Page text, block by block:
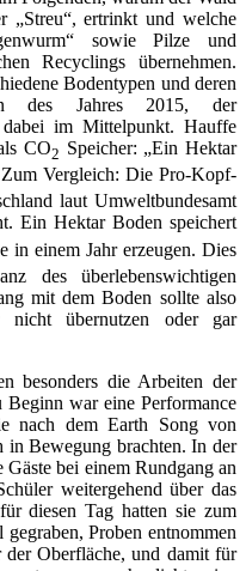
„Streu“, ertrinkt und welche
sowie Pilze und
Recyclings übernehmen.
Bodentypen und deren
des Jahres 2015, der
dabei im Mittelpunkt. Hauffe
CO2 Speicher: „Ein Hektar
Zum Vergleich: Die Pro-Kopf-
laut Umweltbundesamt
Ein Hektar Boden speichert
in einem Jahr erzeugen. Dies
des überlebenswichtigen
mit dem Boden sollte also
nicht übernutzen oder gar
besonders die Arbeiten der
war eine Performance
nach dem Earth Song von
in Bewegung brachten. In der
bei einem Rundgang an
weitergehend über das
diesen Tag hatten sie zum
Proben entnommen
der Oberfläche, und damit für